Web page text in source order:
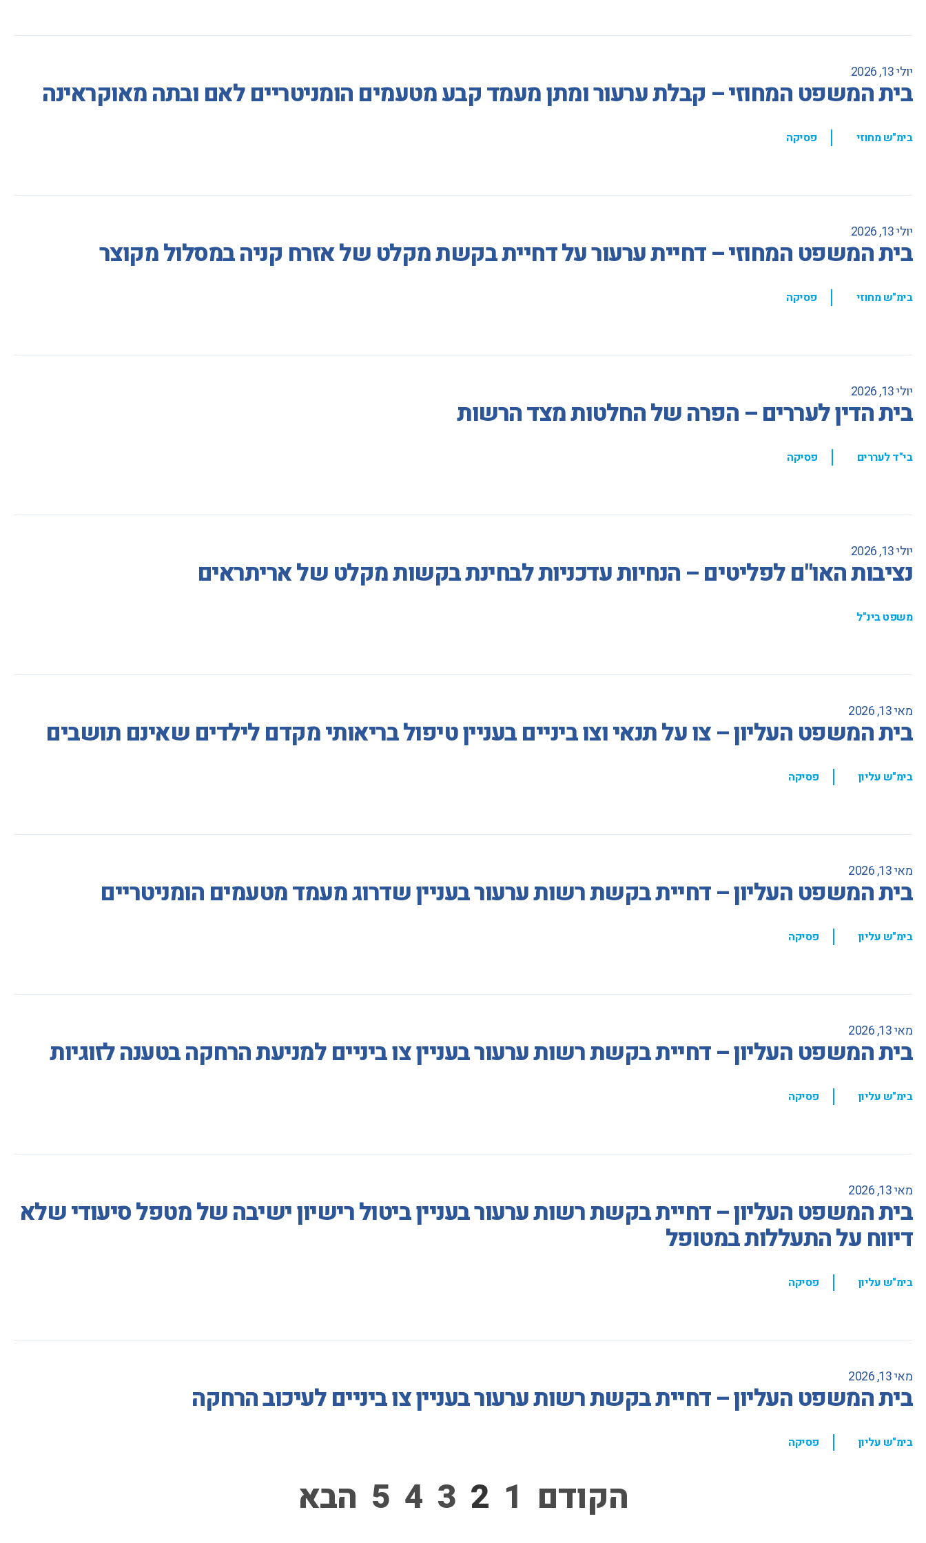
יולי 13, 2026
בית המשפט המחוזי – קבלת ערעור ומתן מעמד קבע מטעמים הומניטריים לאם ובתה מאוקראינה
בימ"ש מחוזי , פסיקה
יולי 13, 2026
בית המשפט המחוזי – דחיית ערעור על דחיית בקשת מקלט של אזרח קניה במסלול מקוצר
בימ"ש מחוזי , פסיקה
יולי 13, 2026
בית הדין לעררים – הפרה של החלטות מצד הרשות
בי"ד לעררים , פסיקה
יולי 13, 2026
נציבות האו"ם לפליטים – הנחיות עדכניות לבחינת בקשות מקלט של אריתראים
משפט בינ"ל
מאי 13, 2026
בית המשפט העליון – צו על תנאי וצו ביניים בעניין טיפול בריאותי מקדם לילדים שאינם תושבים
בימ"ש עליון , פסיקה
מאי 13, 2026
בית המשפט העליון – דחיית בקשת רשות ערעור בעניין שדרוג מעמד מטעמים הומניטריים
בימ"ש עליון , פסיקה
מאי 13, 2026
בית המשפט העליון – דחיית בקשת רשות ערעור בעניין צו ביניים למניעת הרחקה בטענה לזוגיות
בימ"ש עליון , פסיקה
מאי 13, 2026
בית המשפט העליון – דחיית בקשת רשות ערעור בעניין ביטול רישיון ישיבה של מטפל סיעודי שלא
דיווח על התעללות במטופל
בימ"ש עליון , פסיקה
מאי 13, 2026
בית המשפט העליון – דחיית בקשת רשות ערעור בעניין צו ביניים לעיכוב הרחקה
בימ"ש עליון , פסיקה
הקודם 1
2
3
4
5 הבא